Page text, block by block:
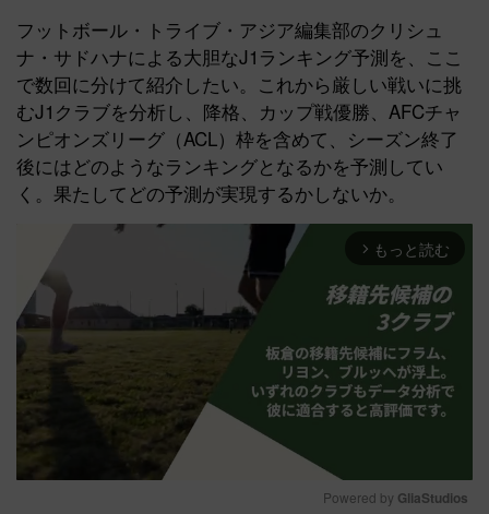
フットボール・トライブ・アジア編集部のクリシュ
ナ・サドハナによる大胆なJ1ランキング予測を、ここ
で数回に分けて紹介したい。これから厳しい戦いに挑
むJ1クラブを分析し、降格、カップ戦優勝、AFCチャ
ンピオンズリーグ（ACL）枠を含めて、シーズン終了
後にはどのようなランキングとなるかを予測してい
く。果たしてどの予測が実現するかしないか。
arrow_forward_ios もっと読む
Powered by GliaStudios